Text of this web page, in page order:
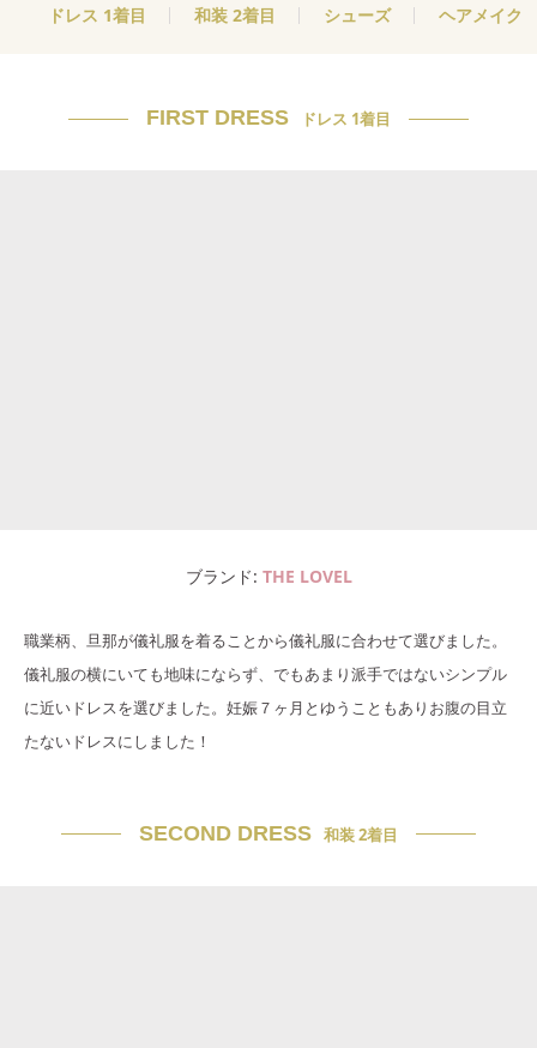
ドレス 1着目 和装 2着目 シューズ ヘアメイク
FIRST DRESS ドレス 1着目
ブランド THE LOVEL
職業柄、旦那が儀礼服を着ることから儀礼服に合わせて選びました。
儀礼服の横にいても地味にならず、でもあまり派手ではないシンプル
に近いドレスを選びました。妊娠７ヶ月とゆうこともありお腹の目立
たないドレスにしました！
SECOND DRESS 和装 2着目